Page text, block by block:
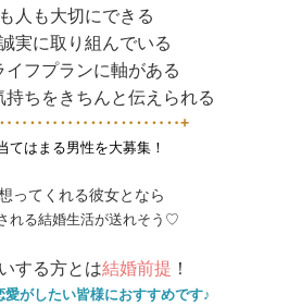
人も大切にできる
実に取り組んでいる
イフプランに軸がある
持ちをきちんと伝えられる
てはまる男性を大募集！
ってくれる彼女となら
れる結婚生活が送れそう♡
する方とは結婚前提 ！
愛がしたい皆様におすすめです♪